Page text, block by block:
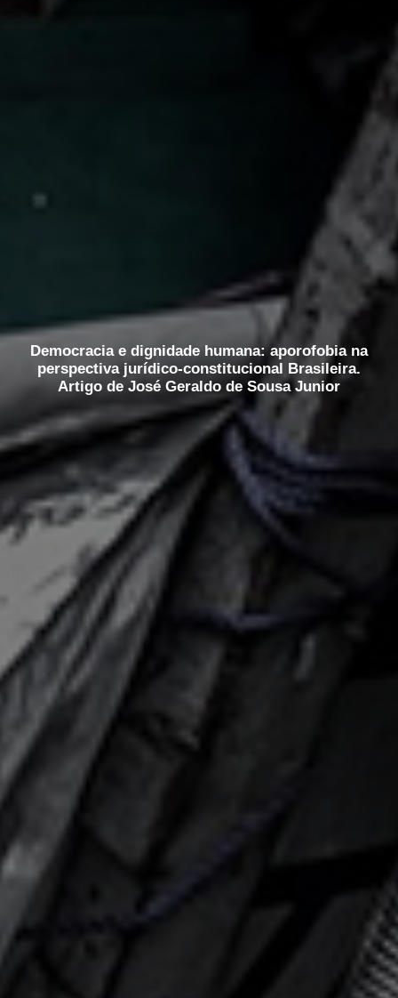
Democracia e dignidade humana: aporofobia na
perspectiva jurídico-constitucional Brasileira.
Artigo de José Geraldo de Sousa Junior